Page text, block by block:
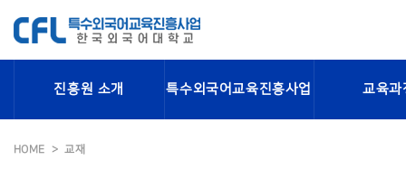
진흥원 소개 특수외국어교육진흥사업 교육과
HOME 교재